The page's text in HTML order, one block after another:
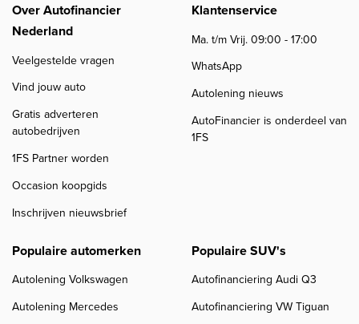
Over Autofinancier
Nederland
Veelgestelde vragen
Vind jouw auto
Gratis adverteren
autobedrijven
1FS Partner worden
Occasion koopgids
Inschrijven nieuwsbrief
Klantenservice
Ma. t/m Vrij. 09:00 - 17:00
WhatsApp
Autolening nieuws
AutoFinancier is onderdeel van
1FS
Populaire automerken
Autolening Volkswagen
Autolening Mercedes
Populaire SUV's
Autofinanciering Audi Q3
Autofinanciering VW Tiguan